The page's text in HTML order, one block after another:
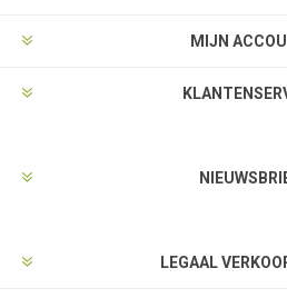
MIJN
LEGAAL